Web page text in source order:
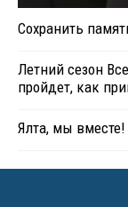
Сохранить
Летний сезон
пройдет, как
Ялта, мы вместе!